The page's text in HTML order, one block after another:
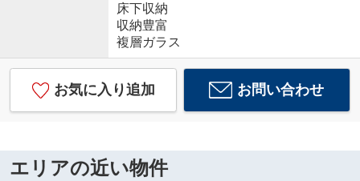
床下収納
収納豊富
複層ガラス
お気に入り追加 お問い合わせ
エリアの近い物件